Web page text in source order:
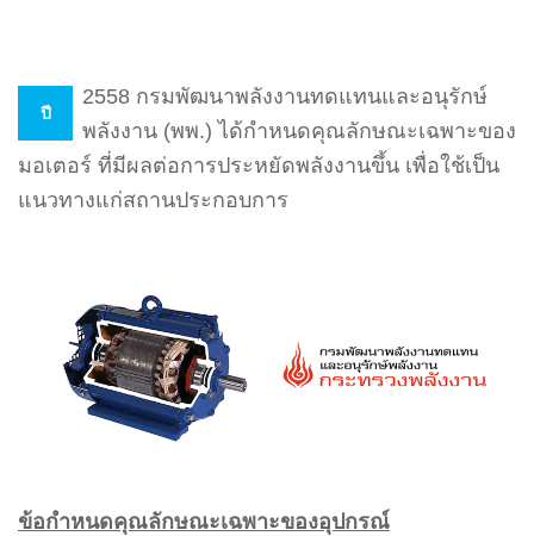
ปี
2558 กรมพัฒนาพลังงานทดแทนและอนุรักษ์
พลังงาน (พพ.) ได้กำหนดคุณลักษณะเฉพาะของ
มอเตอร์ ที่มีผลต่อการประหยัดพลังงานขึ้น เพื่อใช้เป็น
แนวทางแก่สถานประกอบการ
ข้อกำหนดคุณลักษณะเฉพาะของอุปกรณ์